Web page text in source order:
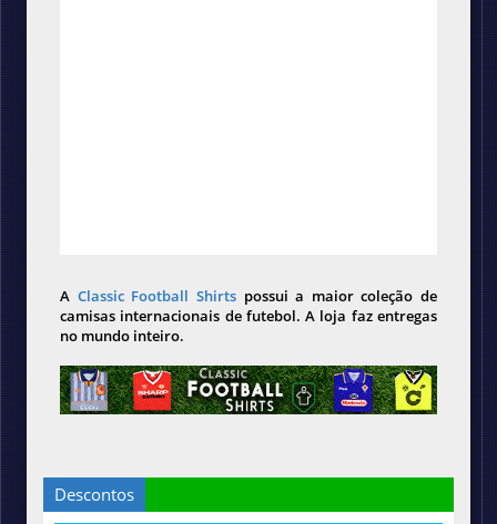
A Classic Football Shirts possui a maior coleção de
camisas internacionais de futebol. A loja faz entregas
no mundo inteiro.
Descontos